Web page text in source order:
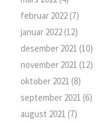
februar 2022(7)
januar 2022(12)
desember 2021 (10)
november 2021 (12)
oktober 2021 (8)
september 2021 (6)
august 2021 (7)